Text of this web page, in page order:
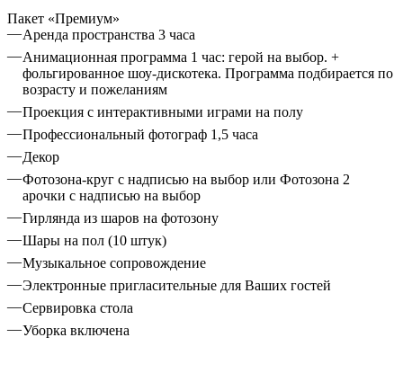
Пакет «Премиум»
Аренда пространства 3 часа
Анимационная программа 1 час: герой на выбор. +
фольгированное шоу-дискотека. Программа подбирается по
возрасту и пожеланиям
Проекция с интерактивными играми на полу
Профессиональный фотограф 1,5 часа
Декор
Фотозона-круг с надписью на выбор или Фотозона 2
арочки с надписью на выбор
Гирлянда из шаров на фотозону
Шары на пол (10 штук)
Музыкальное сопровождение
Электронные пригласительные для Ваших гостей
Сервировка стола
Уборка включена